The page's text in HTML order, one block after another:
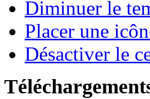
Diminuer le
Placer une
Désactiver le